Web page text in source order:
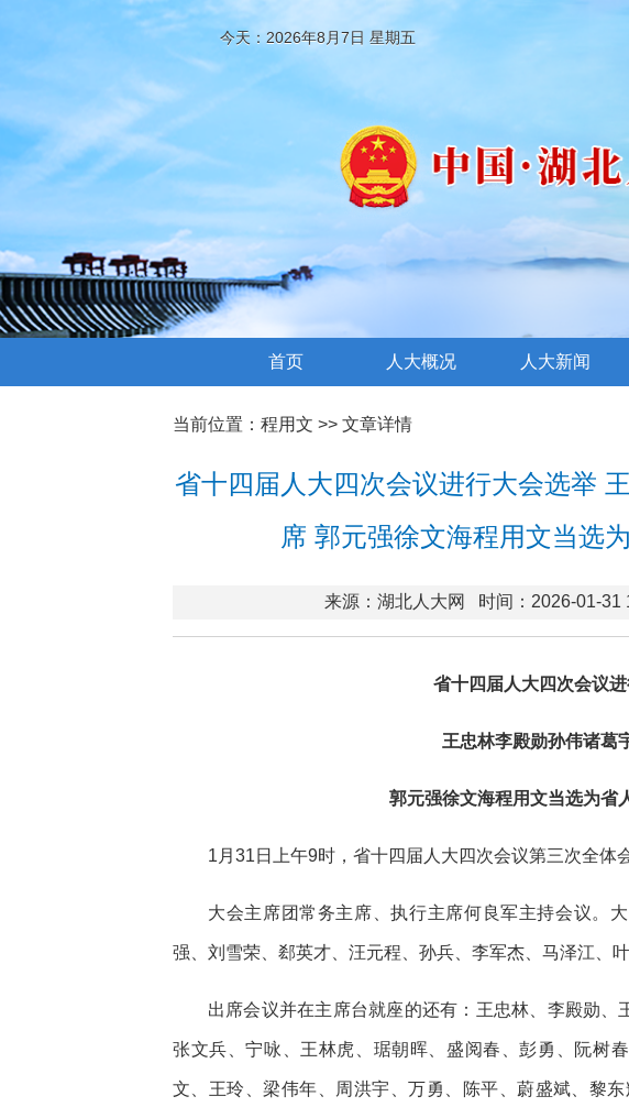
今天：2026年8月7日 星期五
首页 人大概况 人大新闻
当前位置： 程用文 >> 文章详情
省十四届人大四次会议进行大会选举
席 郭元强徐文海程用文当选
来源：湖北人大网 时间：2026-01-31
省十四届人大四次会议
王忠林李殿勋孙伟诸葛
郭元强徐文海程用文当选为省
1月31日上午9时，省十四届人大四次会议第三次全体
大会主席团常务主席、执行主席何良军主持会议。
强、刘雪荣、郄英才、汪元程、孙兵、李军杰、马泽江、
出席会议并在主席台就座的还有：王忠林、李殿勋、
张文兵、宁咏、王林虎、琚朝晖、盛阅春、彭勇、阮树
文、王玲、梁伟年、周洪宇、万勇、陈平、蔚盛斌、黎